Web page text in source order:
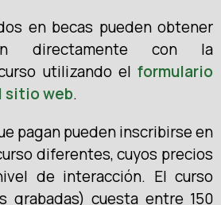
en becas pueden obtener
directamente con la
utilizando el formulario
sitio web.
pagan pueden inscribirse en
diferentes, cuyos precios
de interacción. El curso
grabadas) cuesta entre 150